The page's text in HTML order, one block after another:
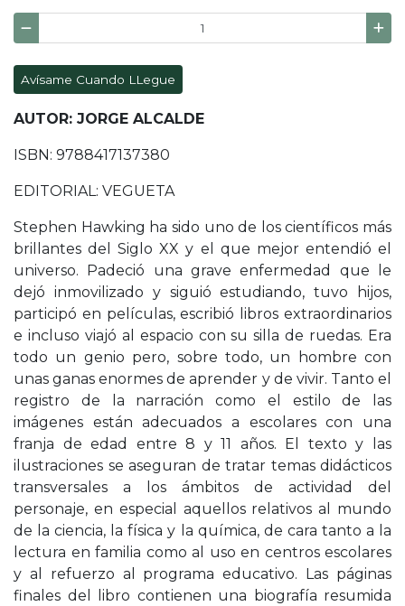
Avísame Cuando LLegue
AUTOR: JORGE ALCALDE
ISBN: 9788417137380
EDITORIAL: VEGUETA
Stephen Hawking ha sido uno de los científicos más
brillantes del Siglo XX y el que mejor entendió el
universo. Padeció una grave enfermedad que le
dejó inmovilizado y siguió estudiando, tuvo hijos,
participó en películas, escribió libros extraordinarios
e incluso viajó al espacio con su silla de ruedas. Era
todo un genio pero, sobre todo, un hombre con
unas ganas enormes de aprender y de vivir. Tanto el
registro de la narración como el estilo de las
imágenes están adecuados a escolares con una
franja de edad entre 8 y 11 años. El texto y las
ilustraciones se aseguran de tratar temas didácticos
transversales a los ámbitos de actividad del
personaje, en especial aquellos relativos al mundo
de la ciencia, la física y la química, de cara tanto a la
lectura en familia como al uso en centros escolares
y al refuerzo al programa educativo. Las páginas
finales del libro contienen una biografía resumida